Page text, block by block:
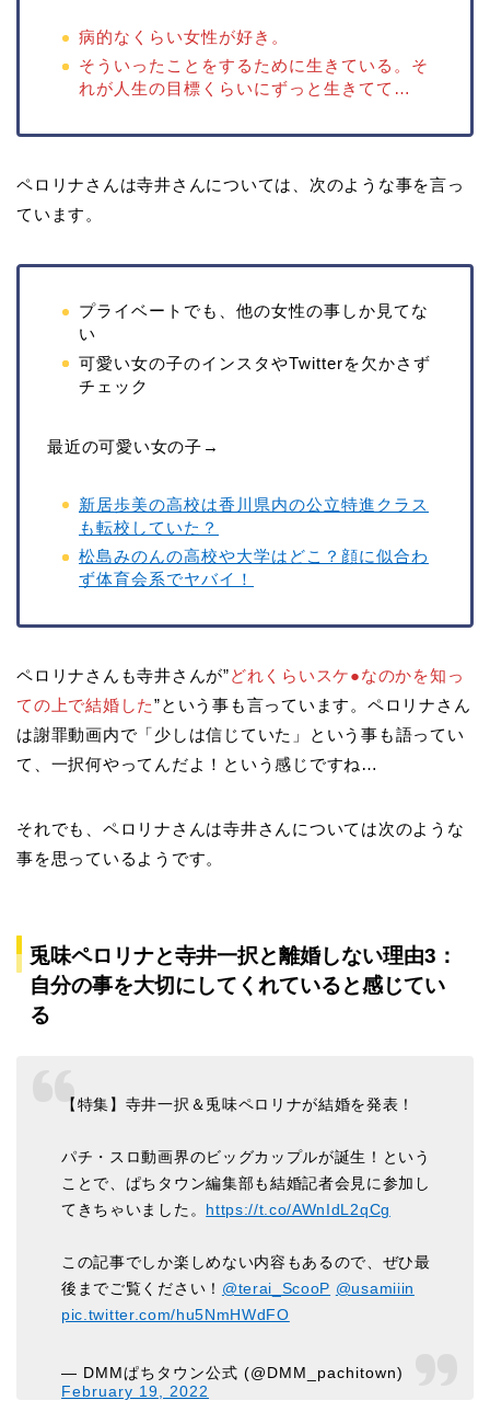
病的なくらい女性が好き。
そういったことをするために生きている。そ
れが人生の目標くらいにずっと生きてて…
ペロリナさんは寺井さんについては、次のような事を言っ
ています。
プライベートでも、他の女性の事しか見てな
い
可愛い女の子のインスタやTwitterを欠かさず
チェック
最近の可愛い女の子→
新居歩美の高校は香川県内の公立特進クラス
も転校していた？
松島みのんの高校や大学はどこ？顔に似合わ
ず体育会系でヤバイ！
ペロリナさんも寺井さんが”どれくらいスケ●なのかを知っ
ての上で結婚した”という事も言っています。ペロリナさん
は謝罪動画内で「少しは信じていた」という事も語ってい
て、一択何やってんだよ！という感じですね…
それでも、ペロリナさんは寺井さんについては次のような
事を思っているようです。
兎味ペロリナと寺井一択と離婚しない理由3：
自分の事を大切にしてくれていると感じてい
る
【特集】寺井一択＆兎味ペロリナが結婚を発表！
パチ・スロ動画界のビッグカップルが誕生！という
ことで、ぱちタウン編集部も結婚記者会見に参加し
てきちゃいました。
https://t.co/AWnIdL2qCg
この記事でしか楽しめない内容もあるので、ぜひ最
後までご覧ください！ @terai_ScooP @usamiiin
pic.twitter.com/hu5NmHWdFO
— DMMぱちタウン公式 (@DMM_pachitown)
February 19, 2022